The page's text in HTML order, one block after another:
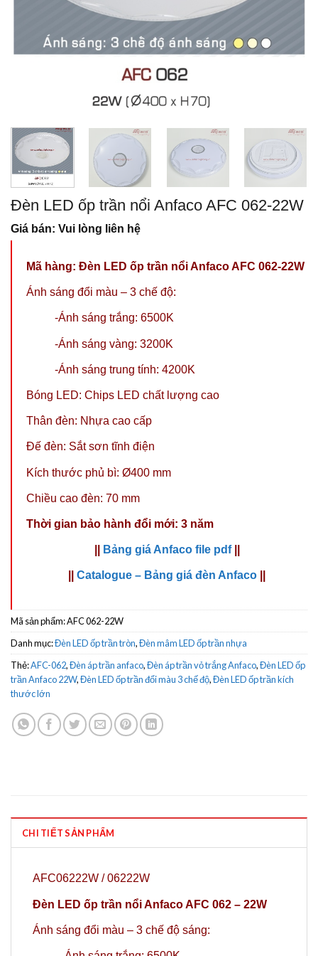
Đèn LED ốp trần nổi Anfaco AFC 062-22W
Giá bán: Vui lòng liên hệ
Mã hàng: Đèn LED ốp trần nổi Anfaco AFC 062-22W
Ánh sáng đổi màu – 3 chế độ:
-Ánh sáng trắng: 6500K
-Ánh sáng vàng: 3200K
-Ánh sáng trung tính: 4200K
Bóng LED: Chips LED chất lượng cao
Thân đèn: Nhựa cao cấp
Đế đèn: Sắt sơn tĩnh điện
Kích thước phủ bì: Ø400 mm
Chiều cao đèn: 70 mm
Thời gian bảo hành đổi mới: 3 năm
Bảng giá Anfaco file pdf
Catalogue – Bảng giá đèn Anfaco
Mã sản phẩm:AFC 062-22W
Danh mục:Đèn LED ốp trần tròn,Đèn mâm LED ốp trần nhựa
Thẻ:AFC-062,Đèn áp trần anfaco,Đèn áp trần vỏ trắng Anfaco,Đèn LED ốp
trần Anfaco 22W,Đèn LED ốp trần đổi màu 3 chế độ,Đèn LED ốp trần kích
thước lớn
CHI TIẾT SẢN PHẨM
AFC06222W / 06222W
Đèn LED ốp trần nổi Anfaco AFC 062 – 22W
Ánh sáng đổi màu – 3 chế độ sáng: